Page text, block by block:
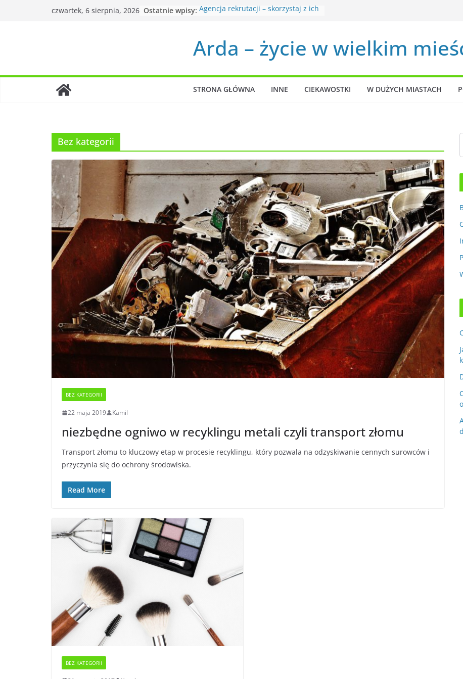
czwartek, 6 sierpnia, 2026 Ostatnie wpisy: Agencja rekrutacji – skorzystaj z ich
graficznych?
Jak pomoże mi outsourcing
finansów i księgowości?
Czym się kierować przy wyborze
Arda – życie w wielkim
STRONA GŁÓWNA INNE CIEKAWOSTKI W DUŻYCH MIASTACH
Bez kategorii
BEZ KATEGORII
22 maja 2019 Kamil
niezbędne ogniwo w recyklingu metali czyli transport złomu
Transport złomu to kluczowy etap w procesie recyklingu, który pozwala na odzyskiwanie cennych surowców i
przyczynia się do ochrony środowiska.
Read More
BEZ KATEGORII